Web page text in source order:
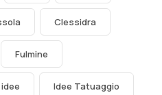
Clessidra
Fulmine
idee Idee Tatuaggio